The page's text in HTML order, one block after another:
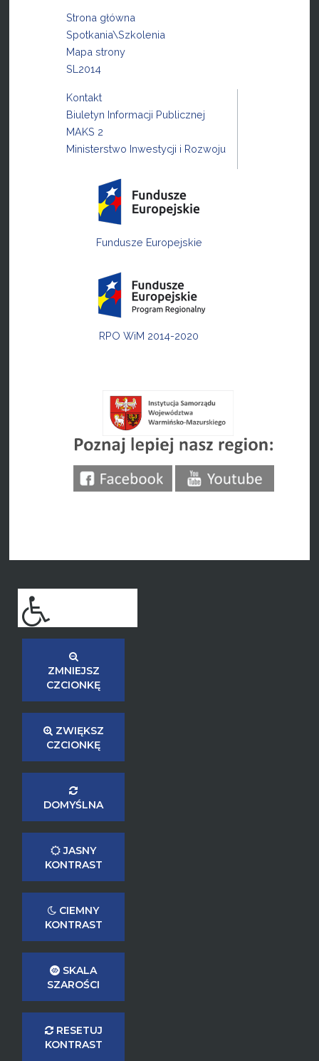
Strona główna
Spotkania\Szkolenia
Mapa strony
SL2014
Kontakt
Biuletyn Informacji Publicznej
MAKS 2
Ministerstwo Inwestycji i Rozwoju
Fundusze Europejskie
RPO WiM 2014-2020
ZMNIEJSZ
CZCIONKĘ
ZWIĘKSZ
CZCIONKĘ
DOMYŚLNA
JASNY
KONTRAST
CIEMNY
KONTRAST
SKALA
SZAROŚCI
RESETUJ
KONTRAST